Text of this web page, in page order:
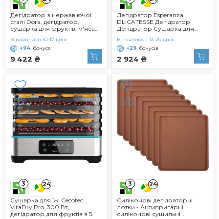
Дегідратор з нержавіючої
сталі Dora, дегідратор,
сушарка для фруктів, м'яса
дегідраторів, 2 дегідратори, 2
дегідратори, буклет
рецептів, щипці та мюслі
Форма для батончика -
9 422 ₴
В наявності 10-17 днів
+94 бонуса
Дегідратор Esperanza
DLICATESSE Дегідратор
Дегідратор Сушарка для
2 924 ₴
В наявності 13-20 днів
+29 бонусів
3 24
Сушарка для їжі Cecotec
VitaDry Pro. 300 Вт,
дегідратор для фруктів з 5
3 24
Силіконові дегідраторні
лотки - Антипригарні
силіконові сушильні